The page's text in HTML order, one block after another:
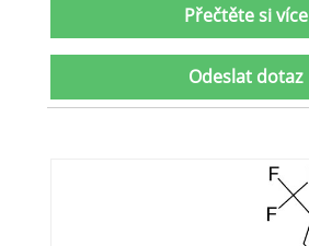
Přečtěte si více
Odeslat dotaz